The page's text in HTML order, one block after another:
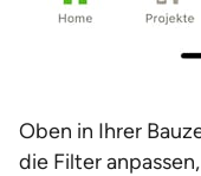
Oben in Ihrer
die Filter